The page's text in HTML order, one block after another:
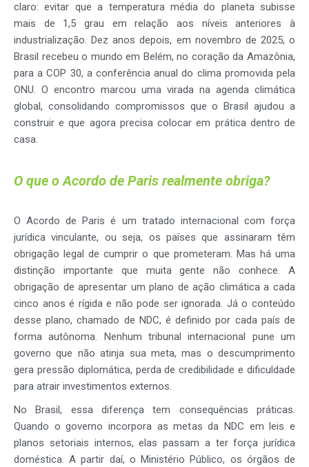
claro: evitar que a temperatura média do planeta subisse
mais de 1,5 grau em relação aos níveis anteriores à
industrialização. Dez anos depois, em novembro de 2025, o
Brasil recebeu o mundo em Belém, no coração da Amazônia,
para a COP 30, a conferência anual do clima promovida pela
ONU. O encontro marcou uma virada na agenda climática
global, consolidando compromissos que o Brasil ajudou a
construir e que agora precisa colocar em prática dentro de
casa.
O que o Acordo de Paris realmente obriga?
O Acordo de Paris é um tratado internacional com força
jurídica vinculante, ou seja, os países que assinaram têm
obrigação legal de cumprir o que prometeram. Mas há uma
distinção importante que muita gente não conhece. A
obrigação de apresentar um plano de ação climática a cada
cinco anos é rígida e não pode ser ignorada. Já o conteúdo
desse plano, chamado de NDC, é definido por cada país de
forma autônoma. Nenhum tribunal internacional pune um
governo que não atinja sua meta, mas o descumprimento
gera pressão diplomática, perda de credibilidade e dificuldade
para atrair investimentos externos.
No Brasil, essa diferença tem consequências práticas.
Quando o governo incorpora as metas da NDC em leis e
planos setoriais internos, elas passam a ter força jurídica
doméstica. A partir daí, o Ministério Público, os órgãos de